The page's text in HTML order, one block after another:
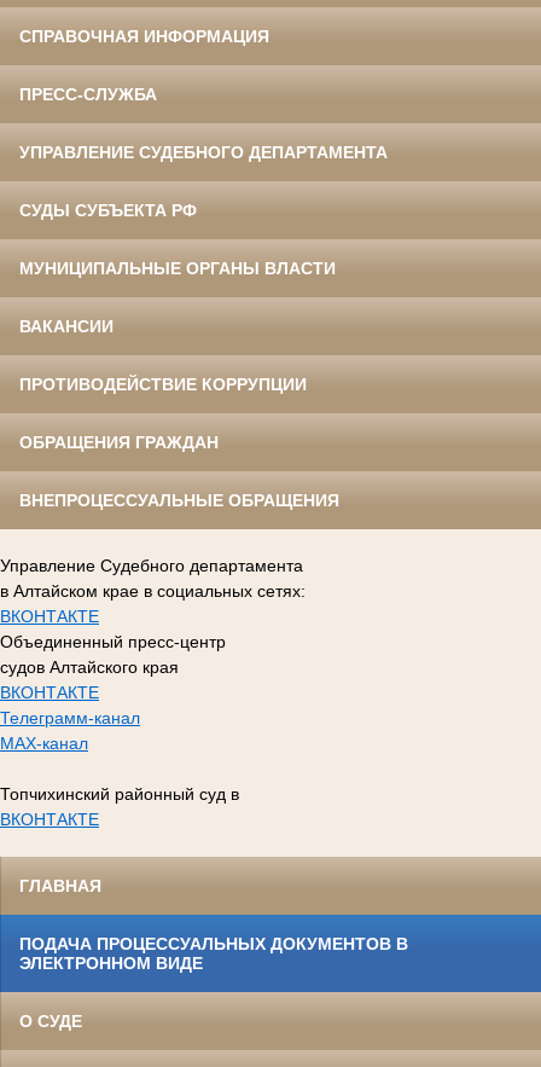
СПРАВОЧНАЯ ИНФОРМАЦИЯ
ПРЕСС-СЛУЖБА
УПРАВЛЕНИЕ СУДЕБНОГО ДЕПАРТАМЕНТА
СУДЫ СУБЪЕКТА РФ
МУНИЦИПАЛЬНЫЕ ОРГАНЫ ВЛАСТИ
ВАКАНСИИ
ПРОТИВОДЕЙСТВИЕ КОРРУПЦИИ
ОБРАЩЕНИЯ ГРАЖДАН
ВНЕПРОЦЕССУАЛЬНЫЕ ОБРАЩЕНИЯ
Управление Судебного департамента
в Алтайском крае в социальных сетях:
ВКОНТАКТЕ
Объединенный пресс-центр
судов Алтайского края
ВКОНТАКТЕ
Телеграмм-канал
MAX-канал
Топчихинский районный суд в
ВКОНТАКТЕ
ГЛАВНАЯ
ПОДАЧА ПРОЦЕССУАЛЬНЫХ ДОКУМЕНТОВ В
ЭЛЕКТРОННОМ ВИДЕ
О СУДЕ